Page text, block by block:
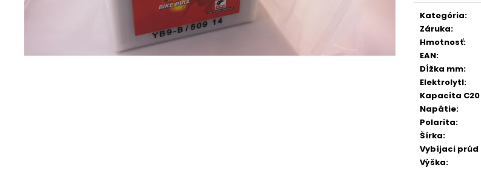
cena:
Kategória:
Záruka:
Hmotnosť:
EAN:
Dĺžka mm:
Elektrolytl:
Kapacita C20
Napätie:
Polarita:
Šírka:
Vybíjaci prúd
Výška: